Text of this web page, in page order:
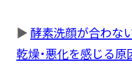
▶ 酵素洗顔が合わな
乾燥・悪化を感じる